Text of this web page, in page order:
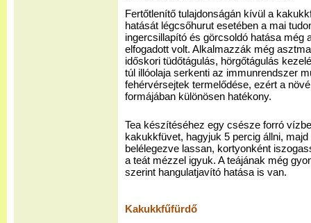
Fertőtlenítő tulajdonságán kívül a
hatását légcsőhurut esetében a mai
ingercsillapító és görcsoldó hatása még
elfogadott volt. Alkalmazzák még
időskori tüdőtágulás, hörgőtágulás
túl illóolaja serkenti az immunrendszer
fehérvérsejtek termelődése, ezért a
formájában különösen hatékony.
Tea készítéséhez egy csésze forró
kakukkfüvet, hagyjuk 5 percig állni,
belélegezve lassan, kortyonként
a teát mézzel igyuk. A teájának még
szerint hangulatjavító hatása is van.
Kakukkfűfürdő